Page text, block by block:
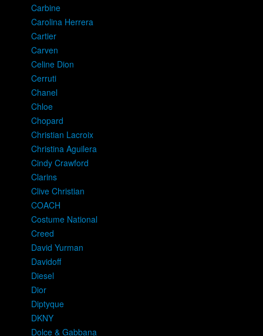
Carbine
Carolina Herrera
Cartier
Carven
Celine Dion
Cerruti
Chanel
Chloe
Chopard
Christian Lacroix
Christina Aguilera
Cindy Crawford
Clarins
Clive Christian
COACH
Costume National
Creed
David Yurman
Davidoff
Diesel
Dior
Diptyque
DKNY
Dolce & Gabbana